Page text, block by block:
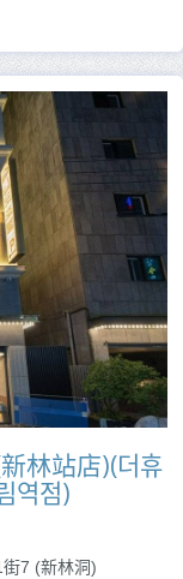
林站店)(더휴
역점)
7 (新林洞)